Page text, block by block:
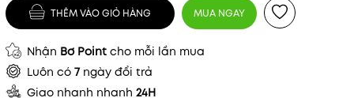
THÊM VÀO GIỎ HÀNG MUA NGAY
Nhận Bơ Point cho mỗi lần mua
Luôn có 7 ngày đổi trả
Giao nhanh nhanh 24H